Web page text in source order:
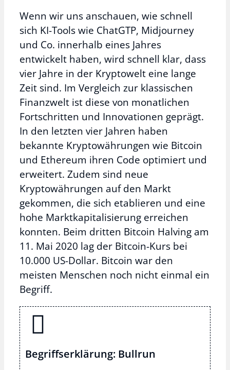
Wenn wir uns anschauen, wie schnell
sich KI-Tools wie ChatGTP, Midjourney
und Co. innerhalb eines Jahres
entwickelt haben, wird schnell klar, dass
vier Jahre in der Kryptowelt eine lange
Zeit sind. Im Vergleich zur klassischen
Finanzwelt ist diese von monatlichen
Fortschritten und Innovationen geprägt.
In den letzten vier Jahren haben
bekannte Kryptowährungen wie Bitcoin
und Ethereum ihren Code optimiert und
erweitert. Zudem sind neue
Kryptowährungen auf den Markt
gekommen, die sich etablieren und eine
hohe Marktkapitalisierung erreichen
konnten. Beim dritten Bitcoin Halving am
11. Mai 2020 lag der Bitcoin-Kurs bei
10.000 US-Dollar. Bitcoin war den
meisten Menschen noch nicht einmal ein
Begriff.
Begriffserklärung: Bullrun